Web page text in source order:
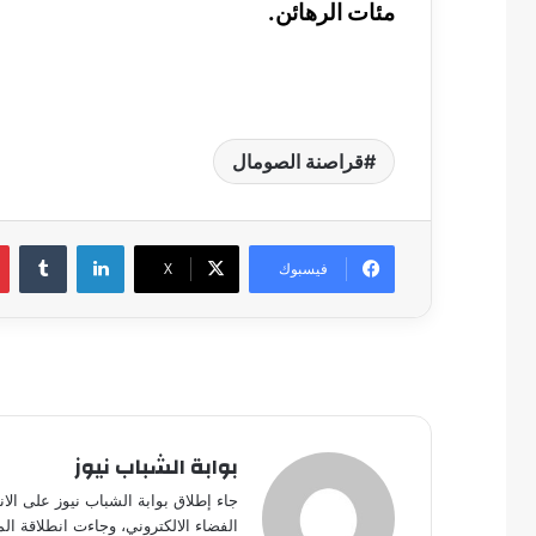
مئات الرهائن.
قراصنة الصومال
فيسبوك ‫X
لينكدإن
بوابة الشباب نيوز
جاء إطلاق بوابة الشباب نيوز على
الفضاء الالكتروني، وجاءت